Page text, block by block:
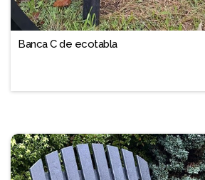
Banca C de ecotabla